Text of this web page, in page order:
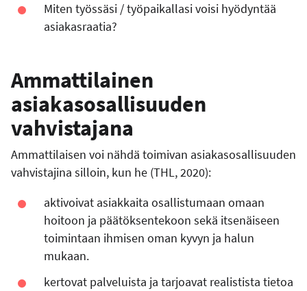
Miten työssäsi / työpaikallasi voisi hyödyntää
asiakasraatia?
Ammattilainen
asiakasosallisuuden
vahvistajana
Ammattilaisen voi nähdä toimivan asiakasosallisuuden
vahvistajina silloin, kun he (THL, 2020):
aktivoivat asiakkaita osallistumaan omaan
hoitoon ja päätöksentekoon sekä itsenäiseen
toimintaan ihmisen oman kyvyn ja halun
mukaan.
kertovat palveluista ja tarjoavat realistista tietoa